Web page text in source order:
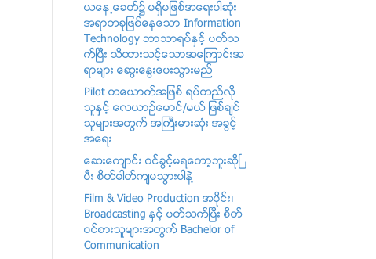
ယေန႕ေခတ္၌ မရွိမျဖစ္အေရးပါဆံုး
အရာတခုျဖစ္ေနေသာ Information
Technology ဘာသာရပ္ႏွင့္ ပတ္သ
က္ၿပီး သိထားသင့္ေသာအေၾကာင္းအ
ရာမ်ား ေဆြးေႏြးေပးသြားမည္
Pilot တေယာက္အျဖစ္ ရပ္တည္လို
သူႏွင့္ ​ေလယာဥ္ေမာင္/မယ္ ျဖစ္ခ်င္
သူမ်ားအတြက္ အႀကီးမားဆံုး အခြင့္
အေရး
ေဆးေက်ာင္း ဝင္ခြင့္မရေတာ့ဘူးဆိုၿ
ပီး စိတ္ဓါတ္က်မသြားပါနဲ႔
Film & Video Production အပုိင္း၊
Broadcasting ႏွင့္ ပတ္သက္ၿပီး စိတ္
ဝင္စားသူမ်ားအတြက္ Bachelor of
Communication